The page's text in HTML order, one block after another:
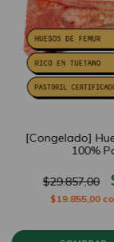
[Congelado]
100%
$29.857,00
$19.855,00